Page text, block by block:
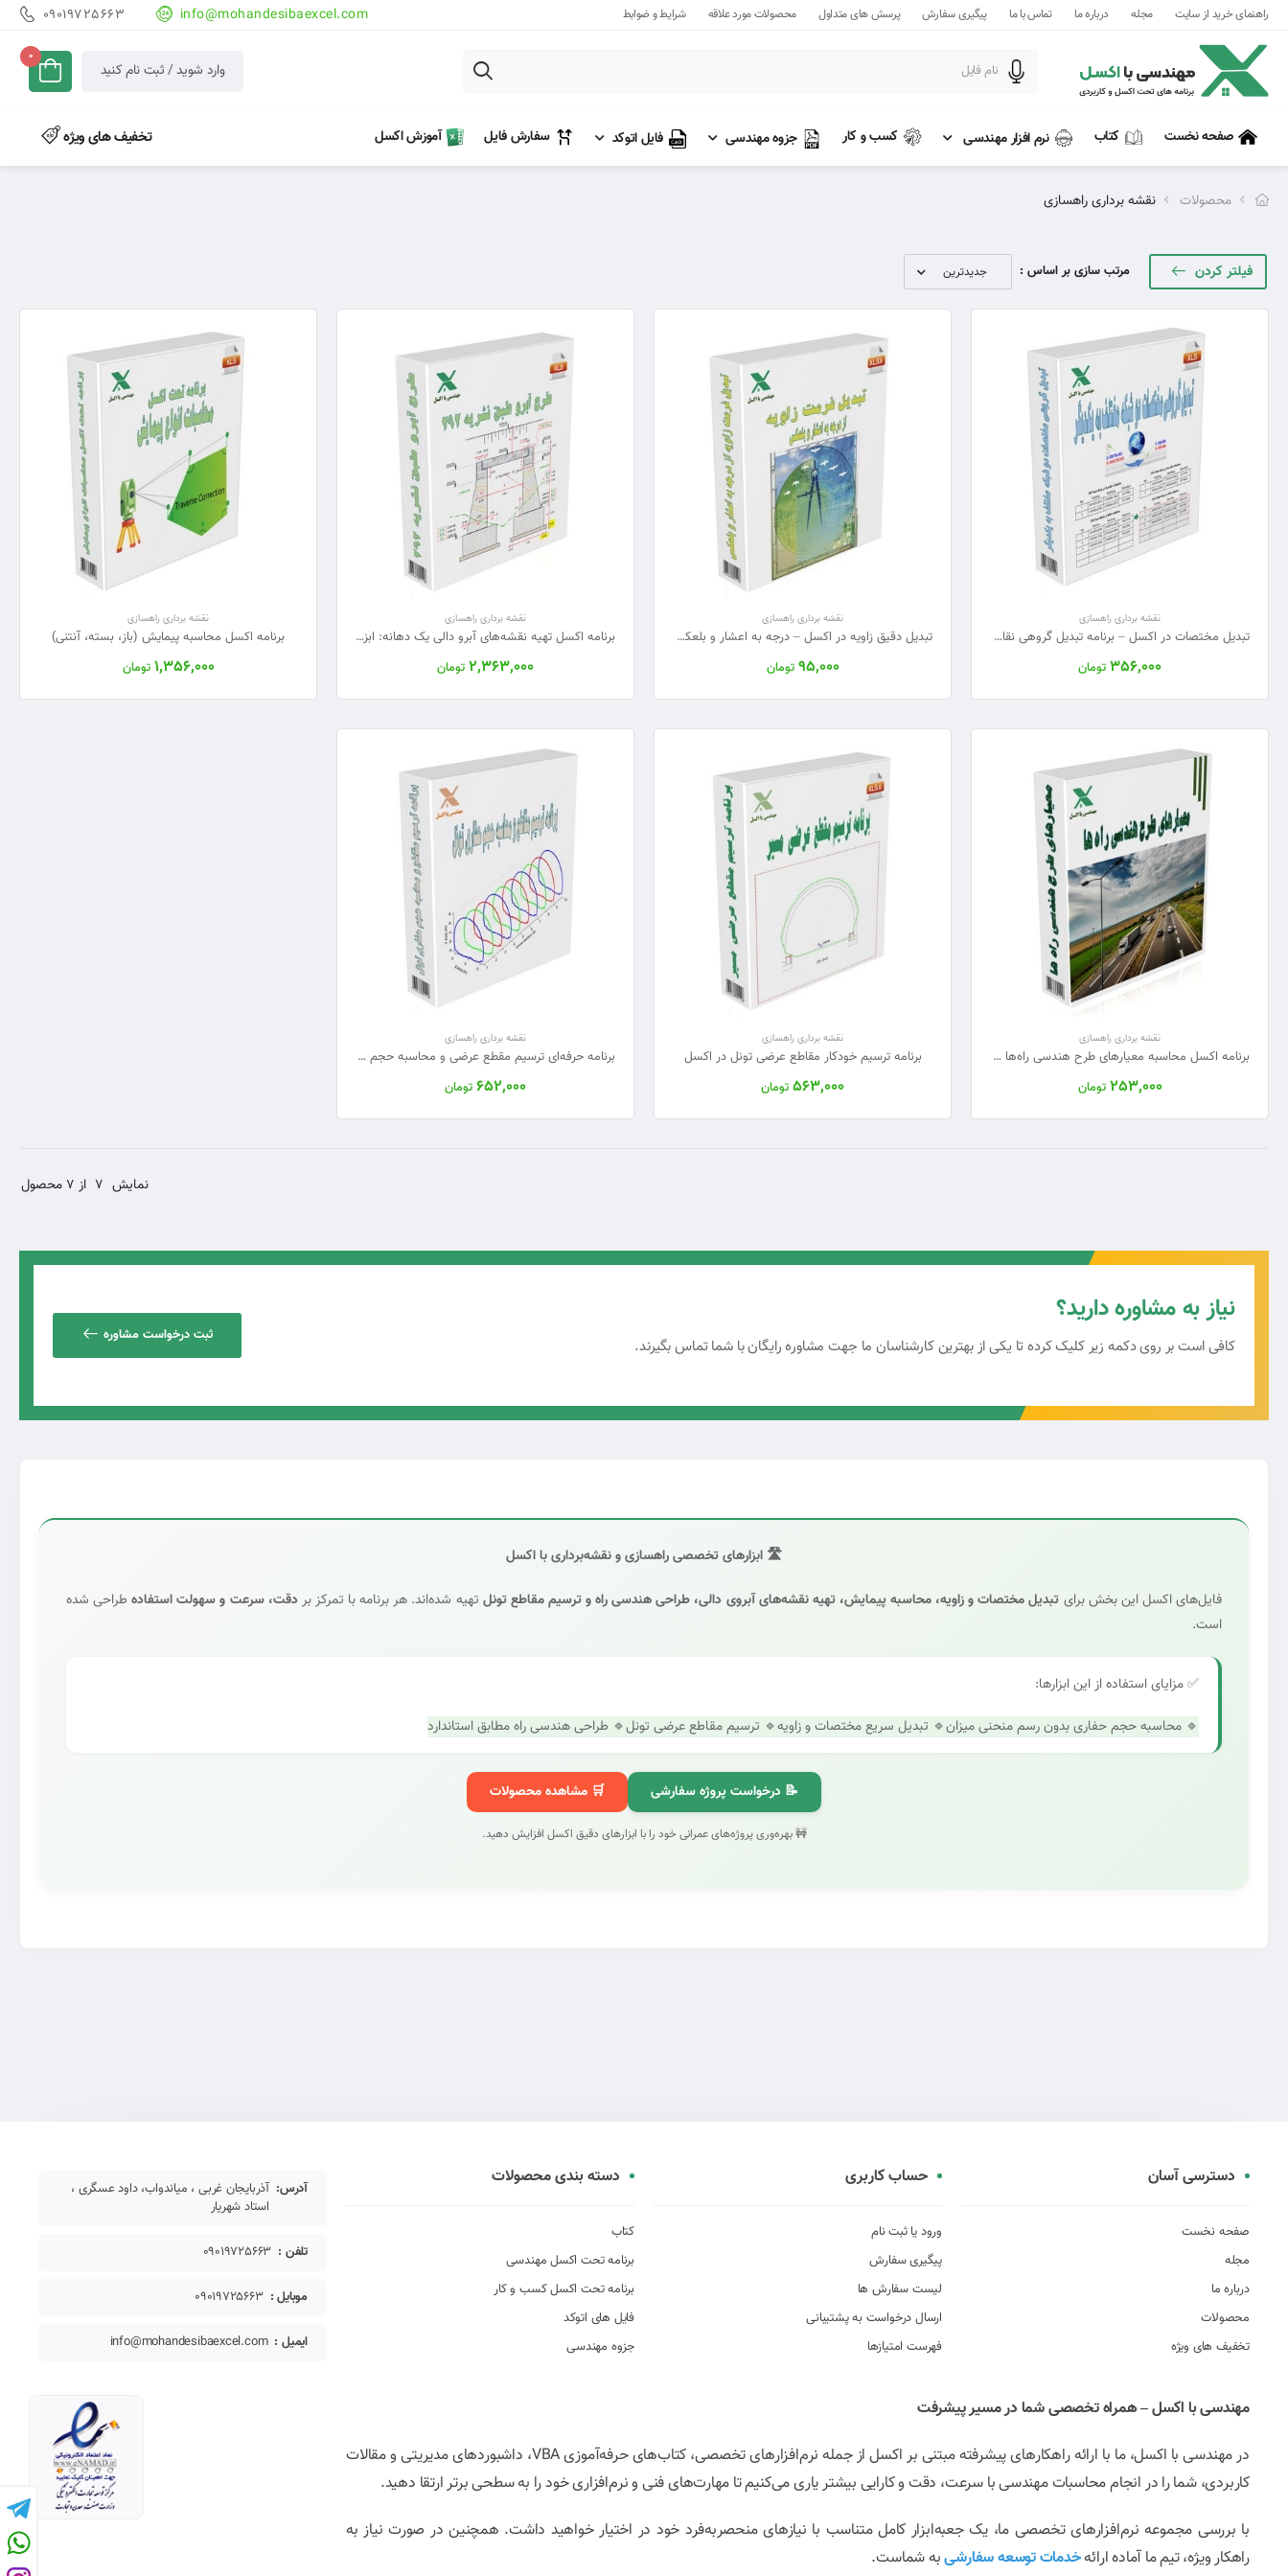
راهنمای خرید از سایت مجله درباره ما تماس با ما پیگیری سفارش پرسش های متداول محصولات مورد علاقه شرایط و ضوابط 09019725663 info@mohandesibaexcel.com
وارد شوید / ثبت نام کنید
0
صفحه نخست کتاب نرم افزار مهندسی کسب و کار جزوه مهندسی فایل اتوکد سفارش فایل آموزش اکسل تخفیف های ویژه
محصولات نقشه برداری راهسازی
فیلتر کردن مرتب سازی بر اساس :
نقشه برداری راهسازی
تبدیل مختصات در اکسل – برنامه تبدیل گروهی نقاط از یک شبکه دکارتی به شبکه دیگر
356,000 تومان
نقشه برداری راهسازی
تبدیل دقیق زاویه در اکسل – درجه به اعشار و بلعکس (فایل آماده + آموزش عملی)
95,000 تومان
نقشه برداری راهسازی
برنامه اکسل تهیه نقشه‌های آبرو دالی یک دهانه: ابزار حرفه‌ای بر اساس نشریه 292
2,363,000 تومان
نقشه برداری راهسازی
برنامه اکسل محاسبه پیمایش (باز، بسته، آنتنی)
1,356,000 تومان
نقشه برداری راهسازی
برنامه اکسل محاسبه معیارهای طرح هندسی راه‌ها (فاصله دید، قوس و دور)
253,000 تومان
نقشه برداری راهسازی
برنامه ترسیم خودکار مقاطع عرضی تونل در اکسل
563,000 تومان
نقشه برداری راهسازی
برنامه حرفه‌ای ترسیم مقطع عرضی و محاسبه حجم حفاری تونل در اکسل
652,000 تومان
نمایش 7 از 7 محصول
نیاز به مشاوره دارید؟
کافی است بر روی دکمه زیر کلیک کرده تا یکی از بهترین کارشناسان ما جهت مشاوره رایگان با شما تماس بگیرند.
ثبت درخواست مشاوره
🛣️ ابزارهای تخصصی راهسازی و نقشه‌برداری با اکسل
فایل‌های اکسل این بخش برای تبدیل مختصات و زاویه، محاسبه پیمایش، تهیه نقشه‌های آبروی دالی، طراحی هندسی راه و ترسیم مقاطع تونل تهیه شده‌اند. هر برنامه با تمرکز بر دقت، سرعت و سهولت استفادهطراحی شده
است.
✅ مزایای استفاده از این ابزارها:
🔹 محاسبه حجم حفاری بدون رسم منحنی میزان🔹 تبدیل سریع مختصات و زاویه🔹 ترسیم مقاطع عرضی تونل🔹 طراحی هندسی راه مطابق استاندارد
📝 درخواست پروژه سفارشی 🛒 مشاهده محصولات
🚧 بهره‌وری پروژه‌های عمرانی خود را با ابزارهای دقیق اکسل افزایش دهید.
دسترسی آسان
صفحه نخست
مجله
درباره ما
محصولات
تخفیف های ویژه
حساب کاربری
ورود یا ثبت نام
پیگیری سفارش
لیست سفارش ها
ارسال درخواست به پشتیبانی
فهرست امتیازها
دسته بندی محصولات
کتاب
برنامه تحت اکسل مهندسی
برنامه تحت اکسل کسب و کار
فایل های اتوکد
جزوه مهندسی
آدرس: آذربایجان غربی ، میاندواب، داود عسگری ،
استاد شهریار
تلفن : 09019725663
موبایل : 09019725663
ایمیل : info@mohandesibaexcel.com
مهندسی با اکسل – همراه تخصصی شما در مسیر پیشرفت
در مهندسی با اکسل، ما با ارائه راهکارهای پیشرفته مبتنی بر اکسل از جمله نرم‌افزارهای تخصصی، کتاب‌های حرفه‌آموزی VBA، داشبوردهای مدیریتی و مقالات
کاربردی، شما را در انجام محاسبات مهندسی با سرعت، دقت و کارایی بیشتر یاری می‌کنیم تا مهارت‌های فنی و نرم‌افزاری خود را به سطحی برتر ارتقا دهید.
با بررسی مجموعه نرم‌افزارهای تخصصی ما، یک جعبه‌ابزار کامل متناسب با نیازهای منحصربه‌فرد خود در اختیار خواهید داشت. همچنین در صورت نیاز به
راهکار ویژه، تیم ما آماده ارائهخدمات توسعه سفارشیبه شماست.